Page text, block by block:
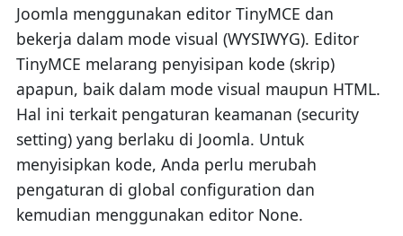
Joomla menggunakan editor TinyMCE dan
bekerja dalam mode visual (WYSIWYG). Editor
TinyMCE melarang penyisipan kode (skrip)
apapun, baik dalam mode visual maupun HTML.
Hal ini terkait pengaturan keamanan (security
setting) yang berlaku di Joomla. Untuk
menyisipkan kode, Anda perlu merubah
pengaturan di global configuration dan
kemudian menggunakan editor None.